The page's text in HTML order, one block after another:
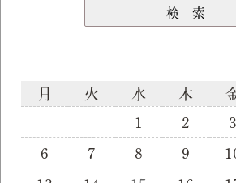
月
火 水 木
1
2 3
6
7 8 9